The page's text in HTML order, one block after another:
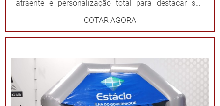
atraente e personalização total para destacar sua
marca de forma impactante. Cada tenda é projetada
ampla visibilidade com cores vibrantes e áreas
mensagem. Além de proteger contra sol ou chuva,
elas criam um ponto de referência visual que atrai o
público e fortalece sua presença em qualquer evento.
Por que escolher as tendas infláveis da 3D Mídia
COTAR AGORA